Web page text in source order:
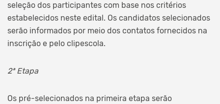
seleção dos participantes com base nos critérios
estabelecidos neste edital. Os candidatos selecionados
serão informados por meio dos contatos fornecidos na
inscrição e pelo clipescola.
2ª Etapa
Os pré-selecionados na primeira etapa serão